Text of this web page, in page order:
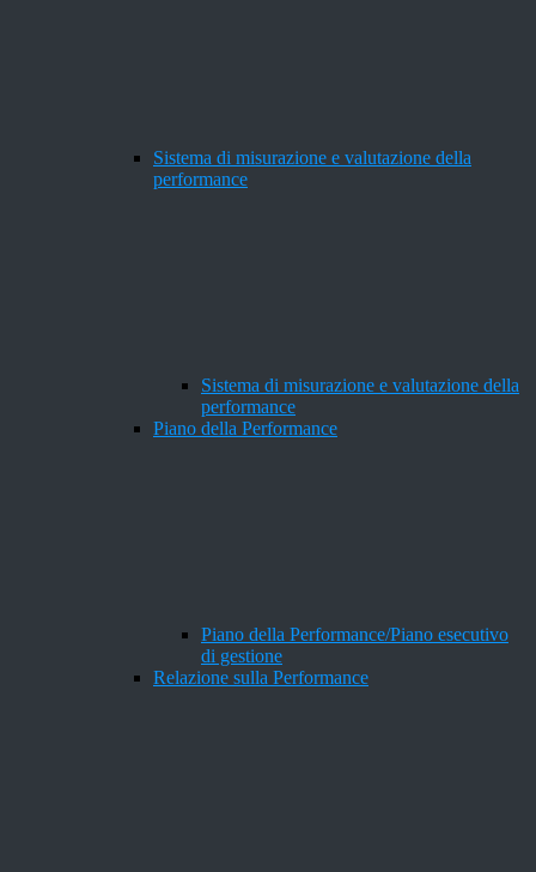
Sistema di misurazione e valutazione della
performance
Sistema di misurazione e valutazione della
performance
Piano della Performance
Piano della Performance/Piano esecutivo
di gestione
Relazione sulla Performance